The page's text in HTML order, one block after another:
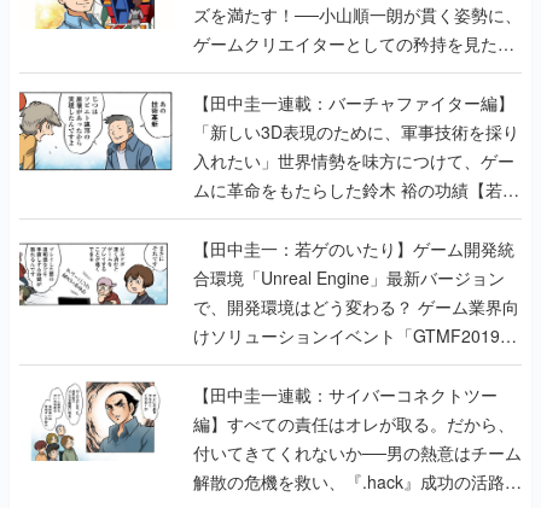
ズを満たす！──小山順一朗が貫く姿勢に、
ゲームクリエイターとしての矜持を見た
【若ゲのいたり最終回】
【田中圭一連載：バーチャファイター編】
「新しい3D表現のために、軍事技術を採り
入れたい」世界情勢を味方につけて、ゲー
ムに革命をもたらした鈴木 裕の功績【若ゲ
のいたり】
【田中圭一：若ゲのいたり】ゲーム開発統
合環境「Unreal Engine」最新バージョン
で、開発環境はどう変わる？ ゲーム業界向
けソリューションイベント「GTMF2019」
に行って、より理解を深めよう【PR】
【田中圭一連載：サイバーコネクトツー
編】すべての責任はオレが取る。だから、
付いてきてくれないか──男の熱意はチーム
解散の危機を救い、『.hack』成功の活路を